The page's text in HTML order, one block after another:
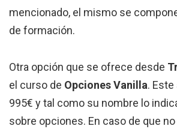
mencionado, el mismo se
de formación.
Otra opción que se ofrece desde
el curso de Opciones Vanilla.
995€ y tal como su nombre lo
sobre opciones. En caso de que